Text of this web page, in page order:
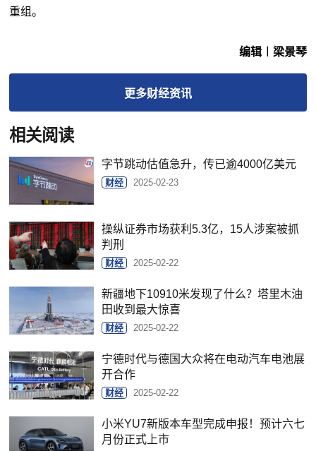
重组。
编辑︱梁景琴
更多财经资讯
相关阅读
字节跳动估值急升，传已逾4000亿美元
财经 2025-02-23
操纵证券市场获利5.3亿，15人涉案被抓
判刑
财经 2025-02-22
新疆地下10910米发现了什么？塔里木油
田收到最大惊喜
财经 2025-02-22
宁德时代与德国大众将在电动汽车电池展
开合作
财经 2025-02-22
小米YU7新版本车型完成申报！预计六七
月份正式上市